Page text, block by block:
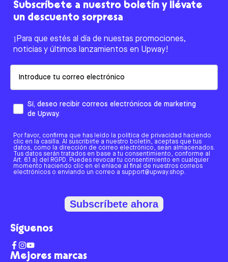
Mejores marcas
Subscríbete a nuestro boletín y llévate
un descuento sorpresa
¡Para que estés al día de nuestas promociones,
noticias y últimos lanzamientos en Upway!
Sí, deseo recibir correos electrónicos de marketing
de Upway.
Por favor, confirma que has leído la política de privacidad haciendo
clic en la casilla. Al suscribirte a nuestro boletín, aceptas que tus
datos, como la dirección de correo electrónico, sean almacenados.
Tus datos serán tratados en base a tu consentimiento, conforme al
Art. 6.1 a) del RGPD. Puedes revocar tu consentimiento en cualquier
momento haciendo clic en el enlace al final de nuestros correos
electrónicos o enviando un correo a support@upway.shop.
Subscríbete ahora
Síguenos